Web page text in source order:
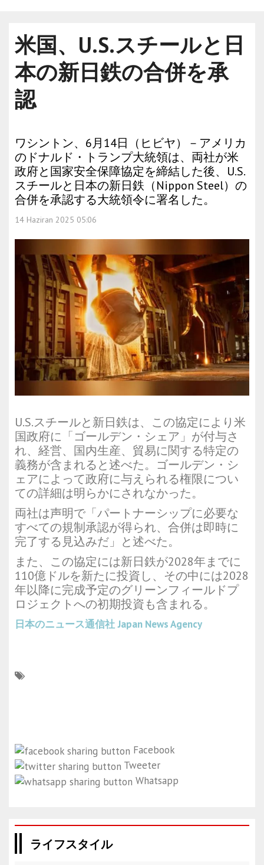
米国、U.S.スチールと日
本の新日鉄の合併を承
認
ワシントン、6月14日（ヒビヤ）－アメリカ
のドナルド・トランプ大統領は、両社が米
政府と国家安全保障協定を締結した後、U.S.
スチールと日本の新日鉄（Nippon Steel）の
合併を承認する大統領令に署名した。
14 Haziran 2025 05:06
U.S.スチールと新日鉄は、この協定により米
国政府に「ゴールデン・シェア」が付与さ
れ、経営、国内生産、貿易に関する特定の
義務が含まれると述べた。ゴールデン・シ
ェアによって政府に与えられる権限につい
ての詳細は明らかにされなかった。
両社は声明で「パートナーシップに必要な
すべての規制承認が得られ、合併は即時に
完了する見込みだ」と述べた。
また、この協定には新日鉄が2028年までに
110億ドルを新たに投資し、その中には2028
年以降に完成予定のグリーンフィールドプ
ロジェクトへの初期投資も含まれる。
日本のニュース通信社 Japan News Agency
Facebook
Tweeter
Whatsapp
ライフスタイル